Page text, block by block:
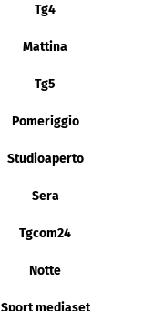
Tg4
Mattina
Tg5
Pomeriggio
Studioaperto
Sera
Tgcom24
Notte
Sport mediaset